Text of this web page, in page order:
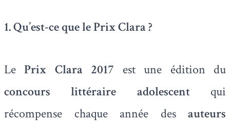
1. Qu’est-ce que le Prix Clara ?
LePrix Clara 2017 est une édition du
concours littéraire adolescentqui
récompense chaque année des auteurs